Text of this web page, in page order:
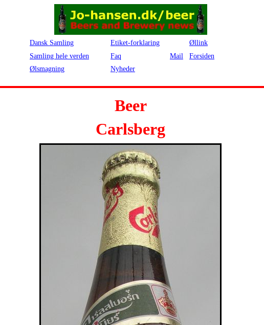
Dansk Samling Etiket-forklaring
Øllink
Samling hele verden
Faq Mail
Forsiden
Ølsmagning
Nyheder
Beer
Carlsberg